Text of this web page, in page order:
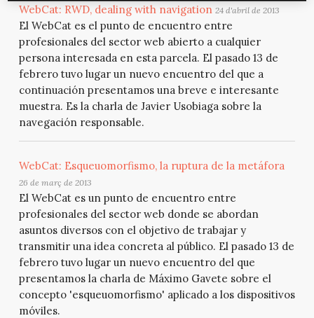
WebCat: RWD, dealing with navigation 24 d'abril de 2013
El WebCat es el punto de encuentro entre
profesionales del sector web abierto a cualquier
persona interesada en esta parcela. El pasado 13 de
febrero tuvo lugar un nuevo encuentro del que a
continuación presentamos una breve e interesante
muestra. Es la charla de Javier Usobiaga sobre la
navegación responsable.
WebCat: Esqueuomorfismo, la ruptura de la metáfora
26 de març de 2013
El WebCat es un punto de encuentro entre
profesionales del sector web donde se abordan
asuntos diversos con el objetivo de trabajar y
transmitir una idea concreta al público. El pasado 13 de
febrero tuvo lugar un nuevo encuentro del que
presentamos la charla de Máximo Gavete sobre el
concepto 'esqueuomorfismo' aplicado a los dispositivos
móviles.